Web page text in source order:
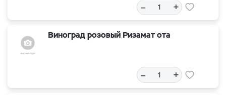
– +
Виноград розовый Ризамат ота
– +